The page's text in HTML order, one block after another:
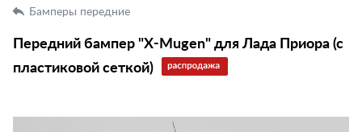
Бамперы передние
Передний бампер "X-Mugen" для Лада Приора (с
пластиковой сеткой)